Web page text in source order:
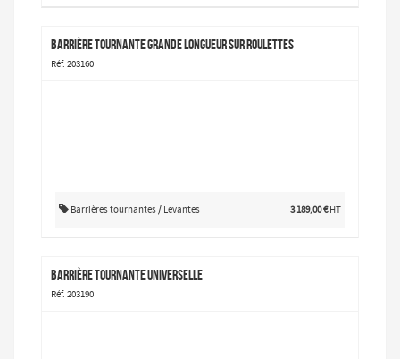
barrière tournante grande longueur sur roulettes
Réf. 203160
Barrières tournantes / Levantes 3 189,00 € HT
barrière tournante universelle
Réf. 203190